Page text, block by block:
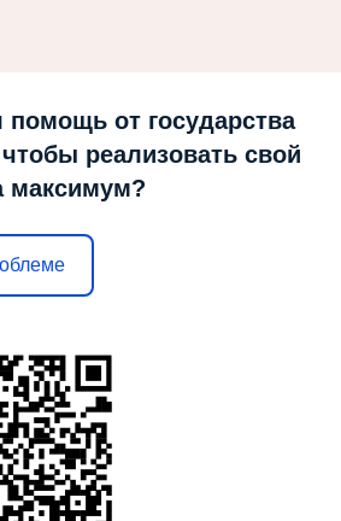
помощь от государства
реализовать свой
максимум?